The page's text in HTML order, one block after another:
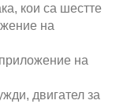
кои са шестте
на
на
двигател за